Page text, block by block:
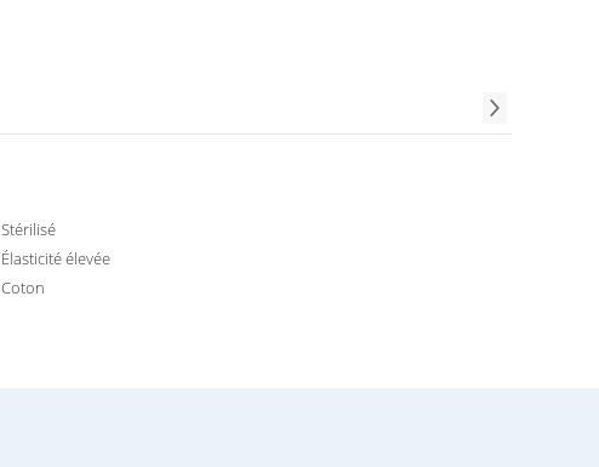
Stérilisé
Élasticité élevée
Coton